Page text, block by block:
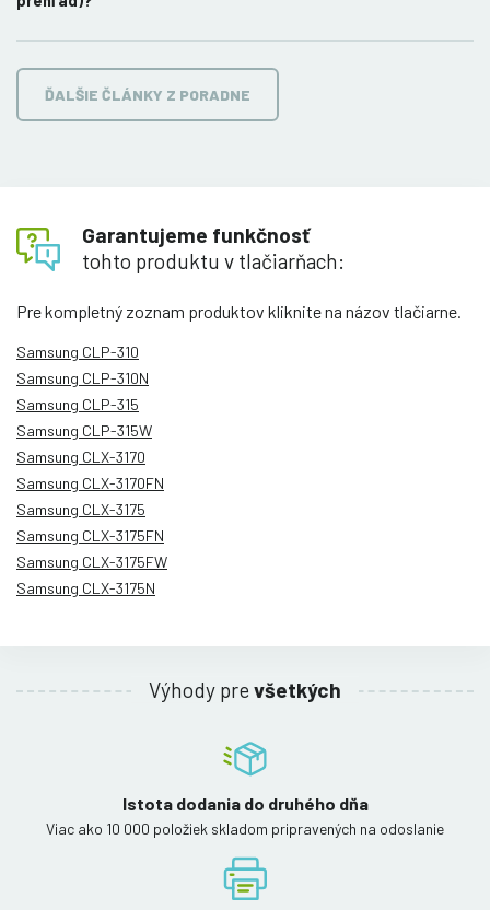
ĎALŠIE ČLÁNKY Z PORADNE
Garantujeme funkčnosť
tohto produktu v tlačiarňach:
Pre kompletný zoznam produktov kliknite na názov tlačiarne.
Samsung CLP-310
Samsung CLP-310N
Samsung CLP-315
Samsung CLP-315W
Samsung CLX-3170
Samsung CLX-3170FN
Samsung CLX-3175
Samsung CLX-3175FN
Samsung CLX-3175FW
Samsung CLX-3175N
Výhody pre všetkých
Istota dodania do druhého dňa
Viac ako 10 000 položiek skladom pripravených na odoslanie